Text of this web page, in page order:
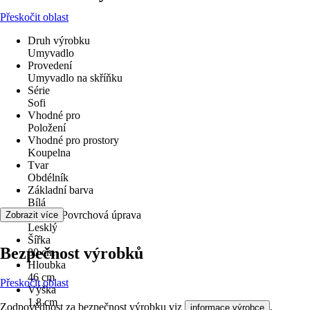
Přeskočit oblast
Druh výrobku
Umyvadlo
Provedení
Umyvadlo na skříňku
Série
Sofi
Vhodné pro
Položení
Vhodné pro prostory
Koupelna
Tvar
Obdélník
Základní barva
Bílá
Povrch/Povrchová úprava
Lesklý
Šířka
80 cm
Hloubka
46 cm
Výška
1,8 cm
Zobrazit více
Bezpečnost výrobků
Přeskočit oblast
Zodpovědnost za bezpečnost výrobku viz informace výrobce .